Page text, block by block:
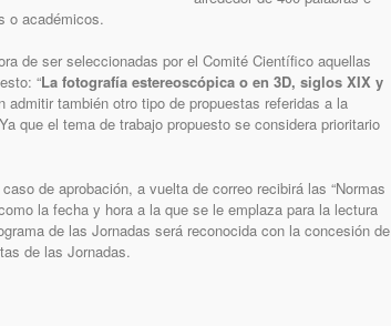
o académicos.
de ser seleccionadas por el Comité Científico aquellas
“La fotografía estereoscópica o en 3D, siglos XIX y
también otro tipo de propuestas referidas a la
que el tema de trabajo propuesto se considera prioritario
de aprobación, a vuelta de correo recibirá las “Normas
la fecha y hora a la que se le emplaza para la lectura
de las Jornadas será reconocida con la concesión de
de las Jornadas.